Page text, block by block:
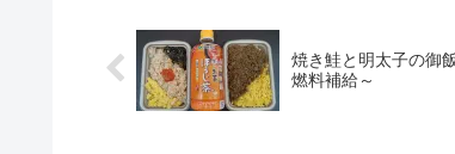
焼き鮭と明太子の御
燃料補給～